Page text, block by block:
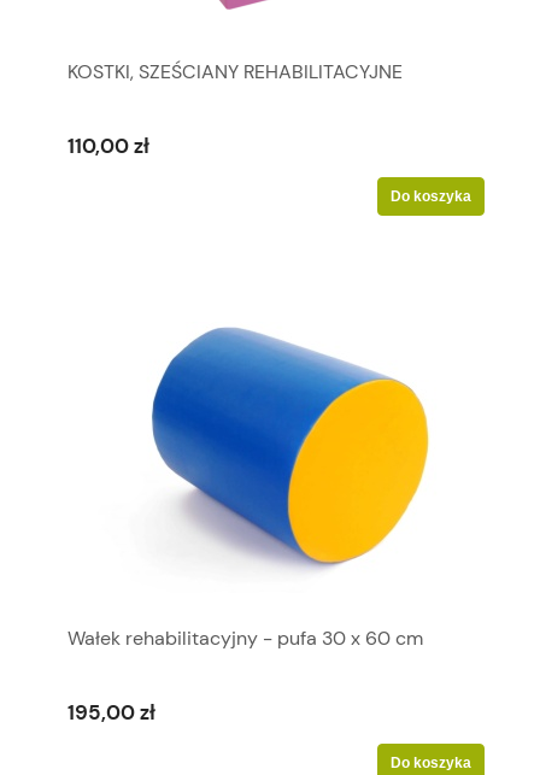
KOSTKI, SZEŚCIANY REHABILITACYJNE
110,00 zł
Do koszyka
Wałek rehabilitacyjny - pufa 30 x 60 cm
195,00 zł
Do koszyka